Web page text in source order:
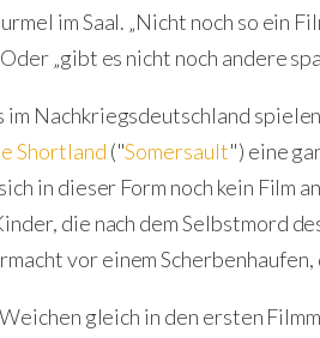
im Saal. „Nicht noch so ein
„gibt es nicht noch andere
im Nachkriegsdeutschland
Shortland ("Somersault") eine
in dieser Form noch kein Film
die nach dem Selbstmord
vor einem
gleich in den ersten